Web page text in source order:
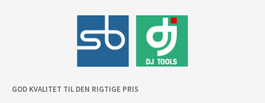
GOD KVALITET TIL DEN RIGTIGE PRIS